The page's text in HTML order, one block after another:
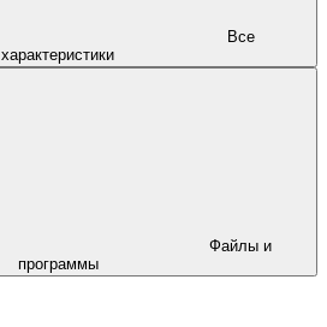
характеристики
программы